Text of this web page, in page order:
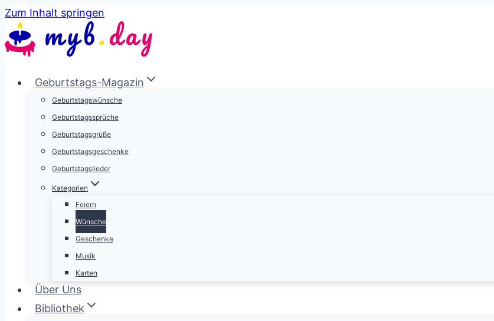
Zum Inhalt springen
Geburtstags-Magazin
Geburtstagswünsche
Geburtstagssprüche
Geburtstagsgrüße
Geburtstagsgeschenke
Geburtstagslieder
Kategorien
Feiern
Wünsche
Geschenke
Musik
Karten
Über Uns
Bibliothek